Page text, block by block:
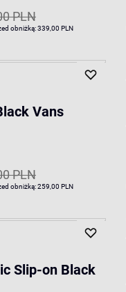
PLN
obniżką:339,00 PLN
Vans
PLN
obniżką:259,00 PLN
Slip-on Black